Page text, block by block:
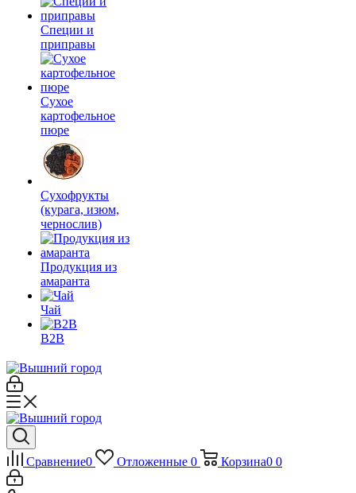
Специи и
приправы
Сухое
картофельное
пюре
Сухофрукты
(курага, изюм,
чернослив)
Продукция из
амаранта
Чай
B2B
Сравнение0 Отложенные 0 Корзина0 0